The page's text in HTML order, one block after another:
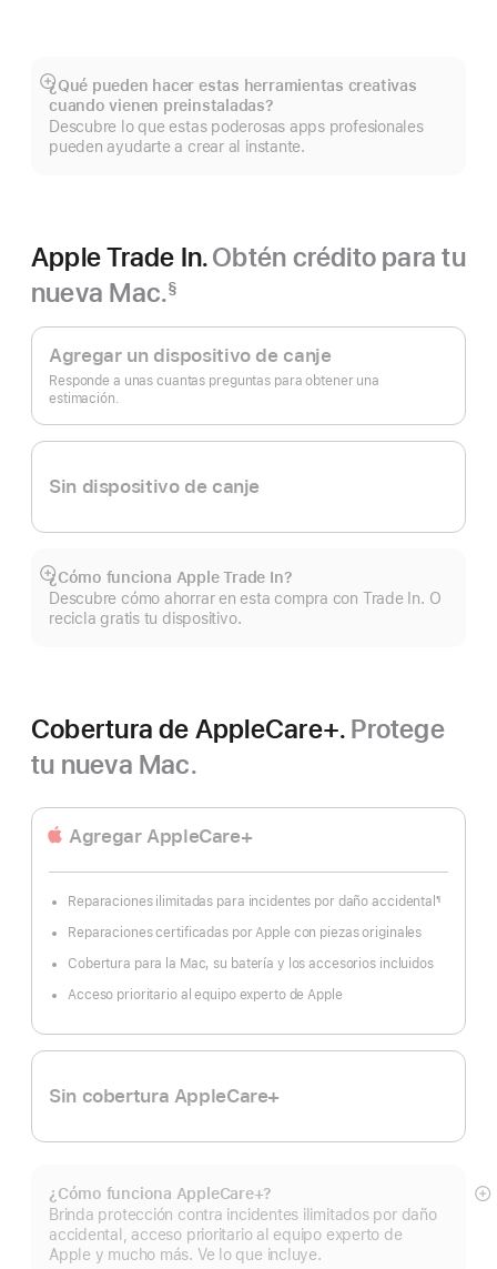
nueva
ventana)
¿Qué pueden hacer estas herramientas creativas
cuando vienen preinstaladas?
Descubre lo que estas poderosas apps profesionales
pueden ayudarte a crear al instante.
Mostrar
más
Apple Trade In.Obtén crédito para tu
nueva Mac.
al
pie
§
Apple
Trade In.
Agregar un dispositivo de canje
Responde a unas cuantas preguntas para obtener una
estimación.
Sin dispositivo de canje
¿Cómo funciona Apple Trade In?
Descubre cómo ahorrar en esta compra con Trade In. O
recicla gratis tu dispositivo.
Mostrar
más
Cobertura de AppleCare+. Protege
tu nueva Mac.
Agregar AppleCare+
Reparaciones ilimitadas para incidentes por daño accidental
Nota
pie
¶
Reparaciones certificadas por Apple con piezas originales
Cobertura para la Mac, su batería y los accesorios incluidos
Acceso prioritario al equipo experto de Apple
Sin cobertura AppleCare+
¿Cómo funciona AppleCare+?
Brinda protección contra incidentes ilimitados por daño
accidental, acceso prioritario al equipo experto de
Apple y mucho más. Ve lo que incluye.